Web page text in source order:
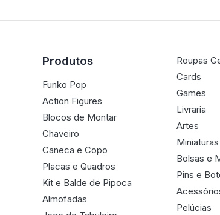
Produtos
Funko Pop
Action Figures
Blocos de Montar
Chaveiro
Caneca e Copo
Placas e Quadros
Kit e Balde de Pipoca
Almofadas
Roupas
Cards
Games
Livraria
Artes
Miniaturas
Bolsas e
Pins e
Pelúcias